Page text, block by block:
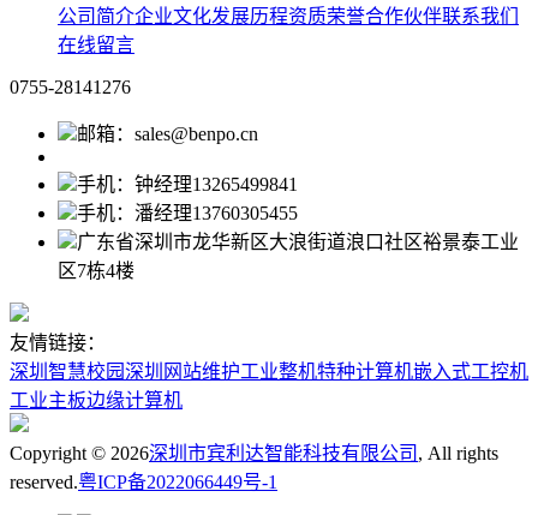
公司简介企业文化发展历程资质荣誉合作伙伴联系我们
在线留言
0755-28141276
邮箱：sales@benpo.cn
手机：钟经理13265499841
手机：潘经理13760305455
广东省深圳市龙华新区大浪街道浪口社区裕景泰工业
区7栋4楼
友情链接：
深圳智慧校园深圳网站维护工业整机特种计算机嵌入式工控机
工业主板边缘计算机
Copyright © 2026深圳市宾利达智能科技有限公司 , All rights
reserved.粤ICP备2022066449号-1